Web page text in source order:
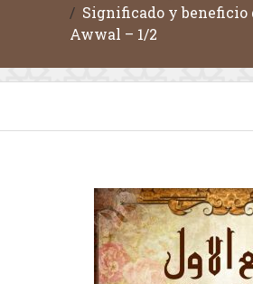
Significado y beneficio
Awwal – 1/2